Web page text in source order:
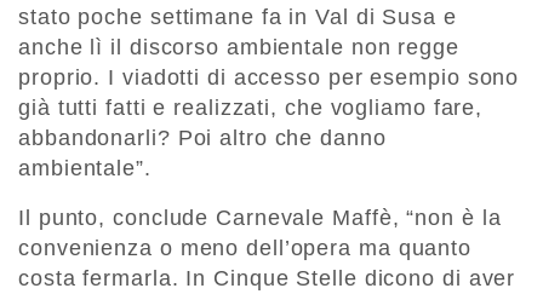
stato poche settimane fa in Val di Susa e
anche lì il discorso ambientale non regge
proprio. I viadotti di accesso per esempio sono
già tutti fatti e realizzati, che vogliamo fare,
abbandonarli? Poi altro che danno
ambientale”.
Il punto, conclude Carnevale Maffè, “non è la
convenienza o meno dell’opera ma quanto
costa fermarla. In Cinque Stelle dicono di aver